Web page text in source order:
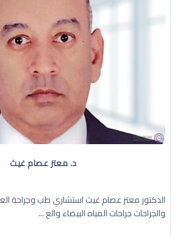
د. معتز عصام غيث
الدكتور معتز عصام غيث استشاري طب وجراحة
والجراحات جراحات المياه البيضاء والع ...